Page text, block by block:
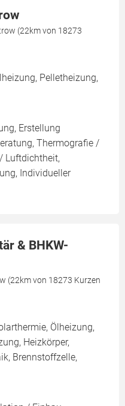
(22km von 18273
Pelletheizung,
Erstellung
Thermografie /
Luftdichtheit,
Individueller
& BHKW-
(22km von 18273 Kurzen
Ölheizung,
Heizkörper,
Brennstoffzelle,